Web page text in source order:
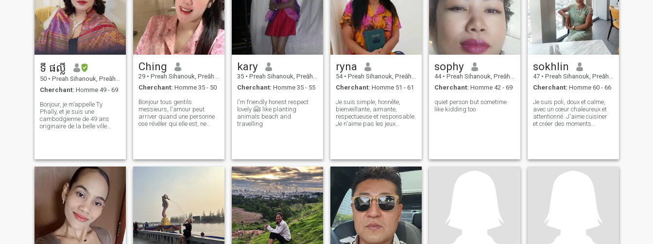
ទី ផល្លី
50 • Preah Sihanouk, Preăh Seihânŭ, Cambodge
Cherchant: Homme 49 - 69
Bonjour, je m’appelle Ty
Phally, et je suis une
cambodgienne de 49 ans
originaire de la belle ville
fils, mon aîné Enfant est
maintenant marié et m'a
donné la joie de devenir
grand-mère. \ N \ ni travaille
actuellement comme école
primaire Enseignante et
agent d'assurance-vie à
temps partiel, je trouve une
grande signification à guider
les autres et à les aider à
planifier leur vie En dehors
du travail, j’aime cuisiner,
Ching
29 • Preah Sihanouk, Preăh Seihânŭ, Cambodge
Cherchant: Homme 35 - 50
Bonjour tous gentils
messieurs, l'amour peut
arriver quand une personne
ose révéler qui elle est, ne
entourée d'un mur de
tromperie, Permettez-moi de
regarder des films, écouter
de la musique, Cuisiner, lire,
nettoyer la maison, voyager,
faire du shopping et j'aime
promener le chien je suis une
personne sincère à aimer de
tout ton cœur, y compris le
kary
35 • Preah Sihanouk, Preăh Seihânŭ, Cambodge
Cherchant: Homme 35 - 55
I'm friendly honest respect
lovely 🤗I like planting
animals beach and
travelling
ryna
54 • Preah Sihanouk, Preăh Seihânŭ, Cambodge
Cherchant: Homme 51 - 61
Je suis simple, honnête,
bienveillante, aimante,
respectueuse et responsable.
Je n'aime pas les jeux
employé d'un hôpital de
conseil pendant 19 ans,
actuellement je suis
sophy
44 • Preah Sihanouk, Preăh Seihânŭ, Cambodge
Cherchant: Homme 42 - 69
quiet person but sometime
like kidding too
sokhlin
47 • Preah Sihanouk, Preăh Seihânŭ, Cambodge
Cherchant: Homme 60 - 66
Je suis poli, doux et calme,
avec un cœur chaleureux et
attentionné. J'aime cuisiner
et créer des moments
rester assis. J'apprécie
travail acharné, et je crois
que la gentillesse et le
respect sont le fondement de
toute bonne relation. Je suis
attentionné, fiable et toujours
heureux d'aider quand
quelqu'un a besoin d'un coup
de main.